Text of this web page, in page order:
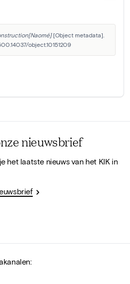
[Object metadata].
object.10151209
nieuwsbrief
het laatste nieuws van het KIK in